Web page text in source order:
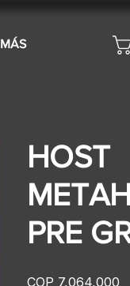
MÁS
HOST
PRE
COP 7,064,000